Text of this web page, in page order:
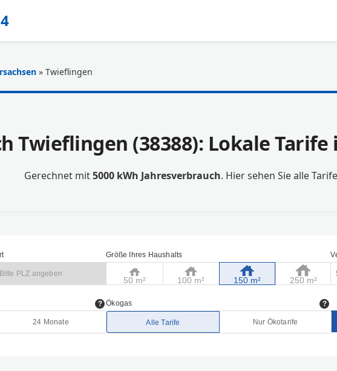
» Twieflingen
Twieflingen (38388): Lokale
Gerechnet mit5000 kWh Jahresverbrauch. Hier sehen Sie alle